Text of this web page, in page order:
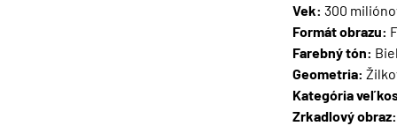
Vek: 300
Formát obrazu:
Farebný tón:
Geometria:
Kategória
Zrkadlový obraz: